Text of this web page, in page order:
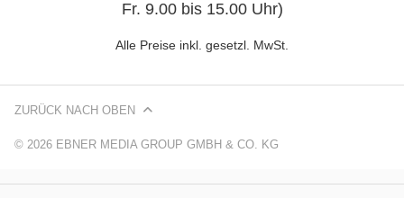
Fr. 9.00 bis 15.00 Uhr)
Alle Preise inkl. gesetzl. MwSt.
© 2026 EBNER MEDIA GROUP GMBH & CO. KG
ZURÜCK NACH OBEN